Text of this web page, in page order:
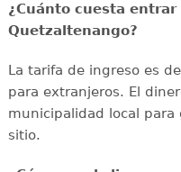
¿Cuánto cuesta entrar
Quetzaltenango?
La tarifa de ingreso es
para extranjeros. El
municipalidad local para
sitio.